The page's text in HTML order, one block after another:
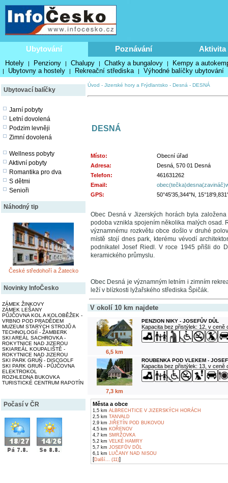
Ubytování Poznávání Aktivita
Hotely | Penziony | Chalupy | Chatky a bungalovy | Kempy a
| Ubytovny a hostely | Rekreační střediska | Výhodné balíčky ubytování
Ubytovací balíčky
Jarní pobyty
Letní dovolená
Podzim levněji
Zimní dovolená
Wellness pobyty
Aktivní pobyty
Romantika pro dva
S dětmi
Senioři
Náhodný tip
České středohoří a Žatecko
Novinky InfoČesko
ZÁMEK ŽINKOVY
ZÁMEK LEŠANY
PŮJČOVNA KOL A KOLOBĚŽEK -
VRBNO POD PRADĚDEM
MUZEUM STARÝCH STROJŮ A
TECHNOLOGIÍ - ŽAMBERK
SKI AREÁL SACHROVKA -
ROKYTNICE NAD JIZEROU
SKIAREÁL KOUPALIŠTĚ -
ROKYTNICE NAD JIZEROU
SKI PARK GRUŇ - DISCGOLF
SKI PARK GRUŇ - PŮJČOVNA
ELEKTROKOL
ROZHLEDNA BUKOVKA
TURISTICKÉ CENTRUM RAPOTÍN
Počasí v ČR
Úvod - Jizerské hory a Frýdlantsko - Desná - DESNÁ
DESNÁ
Místo:
Obecní úřad
Adresa:
Desná, 570 01 Desná
Telefon:
461631262
Email:
GPS:
50°45'35,344"N,
Obec Desná v Jizerských horách byla
podoba vznikla spojením několika malých osad.
významnému rozkvětu obce došlo v druhé
místě stojí dnes park, kterému vévodí
podnikatel Josef Riedl. V roce 1945 přišli do
keramického průmyslu.
Obec Desná je významným letním i zimním
leží v blízkosti lyžařského střediska Špičák.
V okolí 10 km najdete
6,5 km
PENZION NIKY - JOSEFŮV DŮL
Kapacita bez přistýlek: 12, v ceně
7,3 km
ROUBENKA POD VLEKEM -
Kapacita bez přistýlek: 13, v ceně
Města a obce
1,5 km ALBRECHTICE V JIZERSKÝCH HORÁCH
2,5 km TANVALD
2,9 km JIŘETÍN POD BUKOVOU
4,5 km KOŘENOV
4,7 km SMRŽOVKA
5,2 km VELKÉ HAMRY
5,7 km JOSEFŮV DŮL
6,1 km LUČANY NAD NISOU
[Další... (11)]